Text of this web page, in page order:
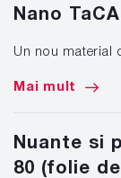
Nano
Un nou material
Mai mult
Nuante si
80 (folie